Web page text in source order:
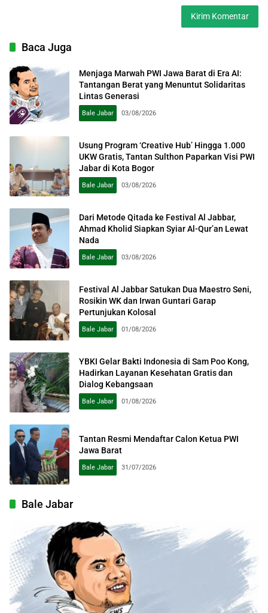
Baca Juga
Menjaga Marwah PWI Jawa Barat di Era AI:
Tantangan Berat yang Menuntut Solidaritas
Lintas Generasi
Bale Jabar 03/08/2026
Usung Program ‘Creative Hub’ Hingga 1.000
UKW Gratis, Tantan Sulthon Paparkan Visi PWI
Jabar di Kota Bogor
Bale Jabar 03/08/2026
Dari Metode Qitada ke Festival Al Jabbar,
Ahmad Kholid Siapkan Syiar Al-Qur’an Lewat
Nada
Bale Jabar 03/08/2026
Festival Al Jabbar Satukan Dua Maestro Seni,
Rosikin WK dan Irwan Guntari Garap
Pertunjukan Kolosal
Bale Jabar 01/08/2026
YBKI Gelar Bakti Indonesia di Sam Poo Kong,
Hadirkan Layanan Kesehatan Gratis dan
Dialog Kebangsaan
Bale Jabar 01/08/2026
Tantan Resmi Mendaftar Calon Ketua PWI
Jawa Barat
Bale Jabar 31/07/2026
Bale Jabar